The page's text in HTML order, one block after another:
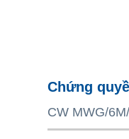
Chứng
CW MWG/
BẤT ĐỘNG SẢN
TÀI CHÍNH